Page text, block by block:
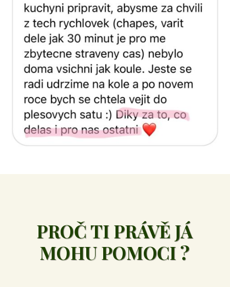
PROČ TI PRÁVĚ JÁ
MOHU POMOCI ?